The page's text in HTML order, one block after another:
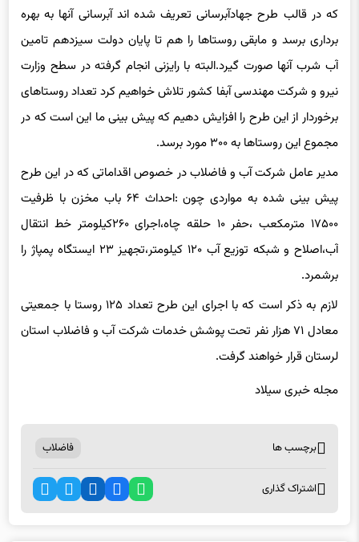
که در قالب طرح جهادآبرسانی تعریف شده اند آبرسانی آنها به بهره
برداری برسد و مابقی روستاها را هم تا پایان دولت سیزدهم تامین
آب شرب آنها صورت گیرد.البته با رایزنی انجام گرفته در سطح وزارت
نیرو و شرکت مهندسی آبفا کشور تلاش خواهیم کرد تعداد روستاهای
برخوردار از این طرح را افزایش دهیم که پیش بینی ما این است که در
مجموع این روستاها به ۳۰۰ مورد برسد.
مدیر عامل شرکت آب و فاضلاب در خصوص اقداماتی که در این طرح
پیش بینی شده به مواردی چون :احداث ۶۴ باب مخزن با ظرفیت
۱۷۵۰۰ مترمکعب ،حفر ۱۰ حلقه چاه،اجرای ۲۶۰کیلومتر خط انتقال
آب،اصلاح و شبکه توزیع آب ۱۲۰ کیلومتر،تجهیز ۲۳ ایستگاه پمپاژ را
برشمرد.
لازم به ذکر است که با اجرای این طرح تعداد ۱۲۵ روستا با جمعیتی
معادل ۷۱ هزار نفر تحت پوشش خدمات شرکت آب و فاضلاب استان
لرستان قرار خواهند گرفت.
مجله خبری سیلاد
برچسب ها فاضلاب
اشتراک گذاری